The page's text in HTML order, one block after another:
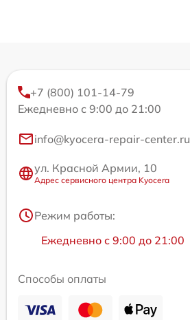
+7 (800) 101-14-79
Ежедневно с 9:00 до 21:00
info@kyocera-repair-center.ru
ул. Красной Армии, 10
Адрес сервисного центра Kyocera
Режим работы:
Ежедневно с 9:00 до 21:00
Способы оплаты